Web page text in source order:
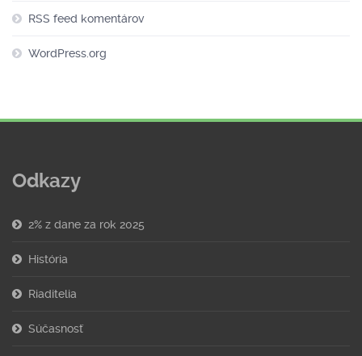
RSS feed komentárov
WordPress.org
Odkazy
2% z dane za rok 2025
História
Riaditelia
Súčasnosť